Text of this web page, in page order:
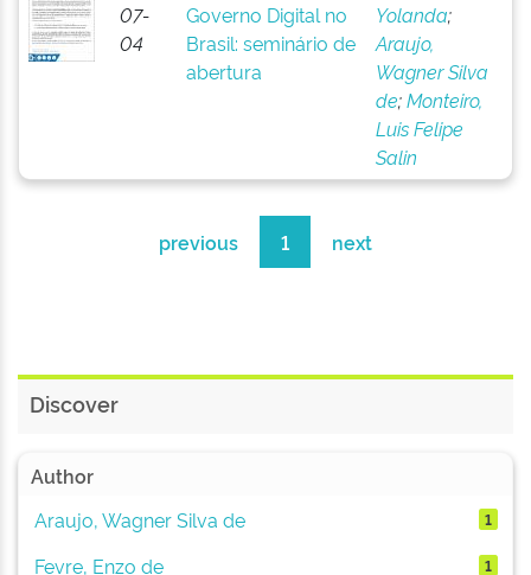
07-
04
Governo Digital no
Brasil: seminário de
abertura
Yolanda;
Araujo,
Wagner Silva
de;Monteiro,
Luis Felipe
Salin
previous 1 next
Discover
Author
Araujo, Wagner Silva de
1
Fevre, Enzo de 1